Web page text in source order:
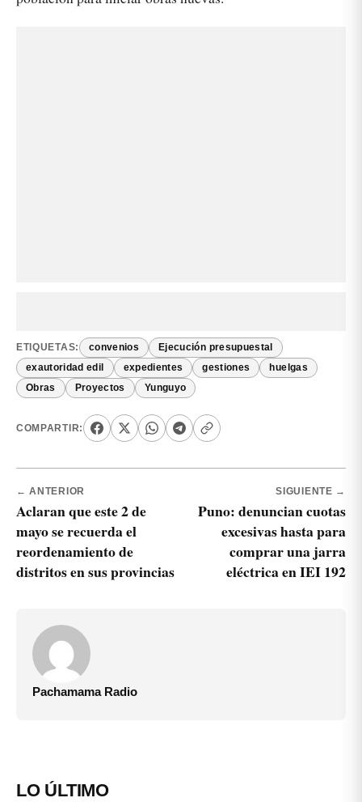
ETIQUETAS: convenios Ejecución presupuestal
exautoridad edil expedientes gestiones huelgas
Obras Proyectos Yunguyo
COMPARTIR:
← ANTERIOR
Aclaran que este 2 de
mayo se recuerda el
reordenamiento de
distritos en sus provincias
SIGUIENTE →
Puno: denuncian cuotas
excesivas hasta para
comprar una jarra
eléctrica en IEI 192
Pachamama Radio
LO ÚLTIMO